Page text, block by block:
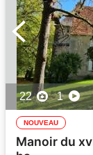
22 1
NOUVEAU
Manoir du